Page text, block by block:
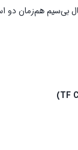
بی‌سیم هم‌زمان دو